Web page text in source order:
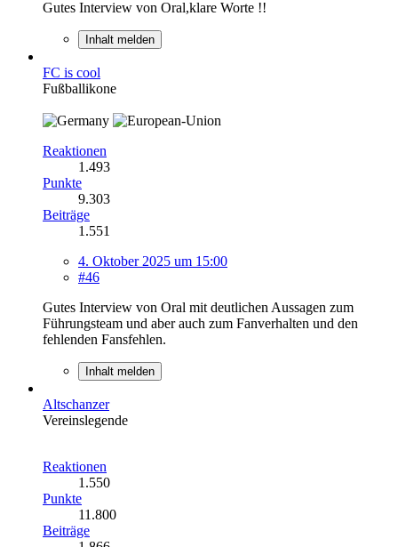
Gutes Interview von Oral,klare Worte !!
Inhalt melden
FC is cool
Fußballikone
Reaktionen
1.493
Punkte
9.303
Beiträge
1.551
4. Oktober 2025 um 15:00
#46
Gutes Interview von Oral mit deutlichen Aussagen zum
Führungsteam und aber auch zum Fanverhalten und den
fehlenden Fansfehlen.
Inhalt melden
Altschanzer
Vereinslegende
Reaktionen
1.550
Punkte
11.800
Beiträge